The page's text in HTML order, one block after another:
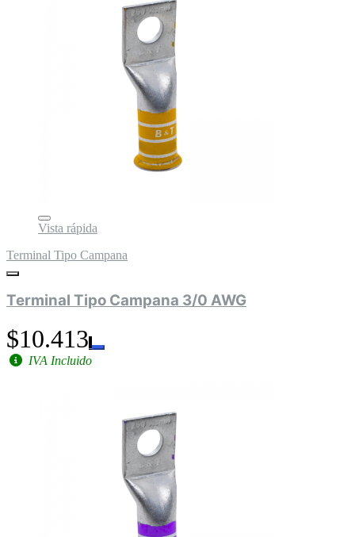
Vista rápida
Terminal Tipo Campana
Terminal Tipo Campana 3/0 AWG
$10.413
IVA Incluido